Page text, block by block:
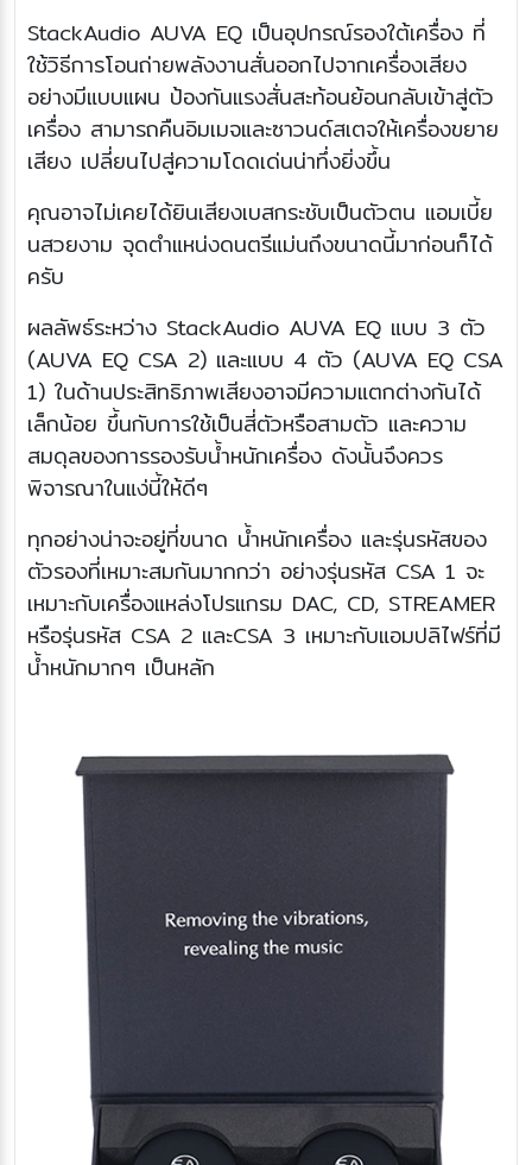
StackAudio AUVA EQ เป็นอุปกรณ์รองใต้เครื่อง ที่
ใช้วิธีการโอนถ่ายพลังงานสั่นออกไปจากเครื่องเสียง
อย่างมีแบบแผน ป้องกันแรงสั่นสะท้อนย้อนกลับเข้าสู่ตัว
เครื่อง สามารถคืนอิมเมจและซาวนด์สเตจให้เครื่องขยาย
เสียง เปลี่ยนไปสู่ความโดดเด่นน่าทึ่งยิ่งขึ้น
คุณอาจไม่เคยได้ยินเสียงเบสกระชับเป็นตัวตน แอมเบี้ย
นสวยงาม จุดตำแหน่งดนตรีแม่นถึงขนาดนี้มาก่อนก็ได้
ครับ
ผลลัพธ์ระหว่าง StackAudio AUVA EQ แบบ 3 ตัว
(AUVA EQ CSA 2) และแบบ 4 ตัว (AUVA EQ CSA
1) ในด้านประสิทธิภาพเสียงอาจมีความแตกต่างกันได้
เล็กน้อย ขึ้นกับการใช้เป็นสี่ตัวหรือสามตัว และความ
สมดุลของการรองรับน้ำหนักเครื่อง ดังนั้นจึงควร
พิจารณาในแง่นี้ให้ดีๆ
ทุกอย่างน่าจะอยู่ที่ขนาด น้ำหนักเครื่อง และรุ่นรหัสของ
ตัวรองที่เหมาะสมกันมากกว่า อย่างรุ่นรหัส CSA 1 จะ
เหมาะกับเครื่องแหล่งโปรแกรม DAC, CD, STREAMER
หรือรุ่นรหัส CSA 2 และCSA 3 เหมาะกับแอมปลิไฟร์ที่มี
น้ำหนักมากๆ เป็นหลัก